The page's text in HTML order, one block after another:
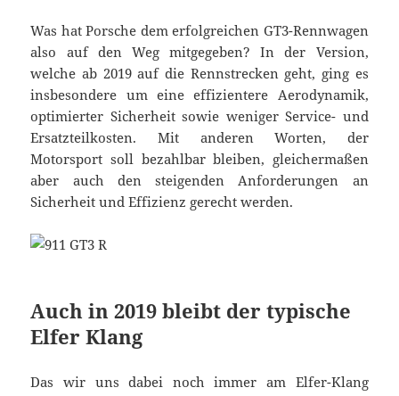
Was hat Porsche dem erfolgreichen GT3-Rennwagen
also auf den Weg mitgegeben? In der Version,
welche ab 2019 auf die Rennstrecken geht, ging es
insbesondere um eine effizientere Aerodynamik,
optimierter Sicherheit sowie weniger Service- und
Ersatzteilkosten. Mit anderen Worten, der
Motorsport soll bezahlbar bleiben, gleichermaßen
aber auch den steigenden Anforderungen an
Sicherheit und Effizienz gerecht werden.
Auch in 2019 bleibt der typische
Elfer Klang
Das wir uns dabei noch immer am Elfer-Klang